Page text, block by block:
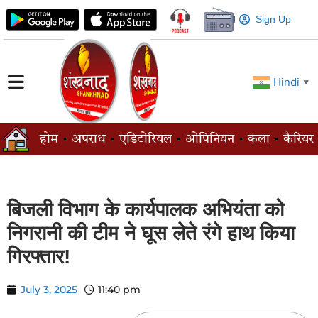
Sign Up
Hindi ▼
होम अपराध एडिटोरियल ओपिनियन कला कैरियर
बिजली विभाग के कार्यपालक अभियंता को
निगरानी की टीम ने घूस लेते रंगे हाथ किया
गिरफ्तार!
July 3, 2025 11:40 pm